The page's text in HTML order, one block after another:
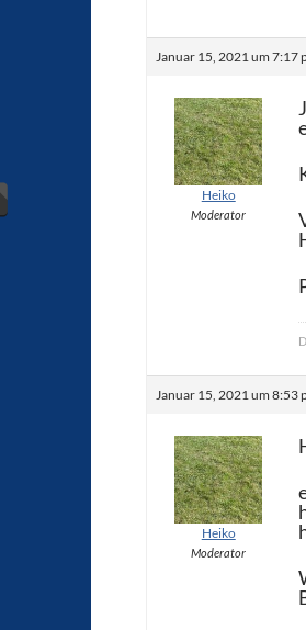
Januar 15, 2021 um 7:17
Heiko
Moderator
Januar 15, 2021 um 8:53
Heiko
Moderator